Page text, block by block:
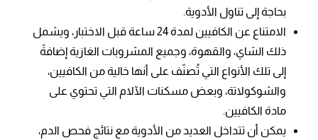
بحاجة إلى تناول الأدوية.
الامتناع عن الكافيين لمدة 24 ساعة قبل الاختبار، ويشمل
ذلك الشاي، والقهوة، وجميع المشروبات الغازية إضافةً
إلى تلك الأنواع التي تُصنّف على أنها خالية من الكافيين،
والشوكولاتة، وبعض مسكنات الآلام التي تحتوي على
مادة الكافيين.
يمكن أن تتداخل العديد من الأدوية مع نتائج فحص الدم،